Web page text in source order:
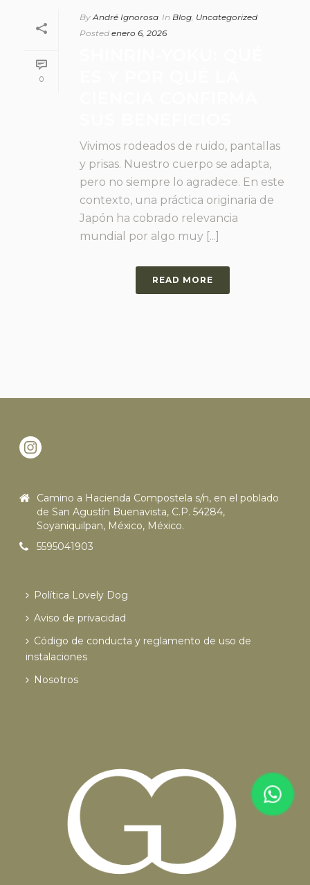
0
By André Ignorosa In Blog Uncategorized
Posted enero 6, 2026
Vivimos rodeados de ruido, pantallas
y prisas. Nuestro cuerpo se adapta,
pero no siempre lo agradece. En este
contexto, una práctica originaria de
Japón ha cobrado relevancia
mundial por algo muy [...]
READ MORE
Camino a Hacienda Compostela s/n, en el poblado
de San Agustín Buenavista, C.P. 54284,
Soyaniquilpan, México, México.
5595041903
Política Lovely Dog
Aviso de privacidad
Código de conducta y reglamento de uso de
instalaciones
Nosotros